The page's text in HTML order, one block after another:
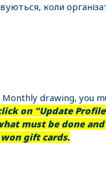
коли
drawing, you
on "Update
must be done
gift cards.